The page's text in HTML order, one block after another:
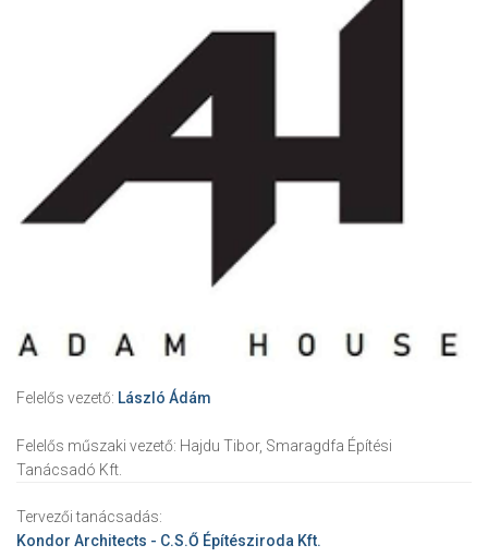
Felelős vezető: László Ádám
Felelős műszaki vezető: Hajdu Tibor, Smaragdfa Építési
Tanácsadó Kft.
Tervezői tanácsadás:
Kondor Architects - C.S.Ő Építésziroda Kft.